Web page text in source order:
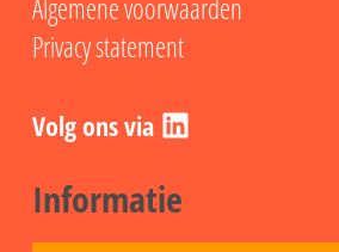
Algemene voorwaarden
Privacy statement
Informatie